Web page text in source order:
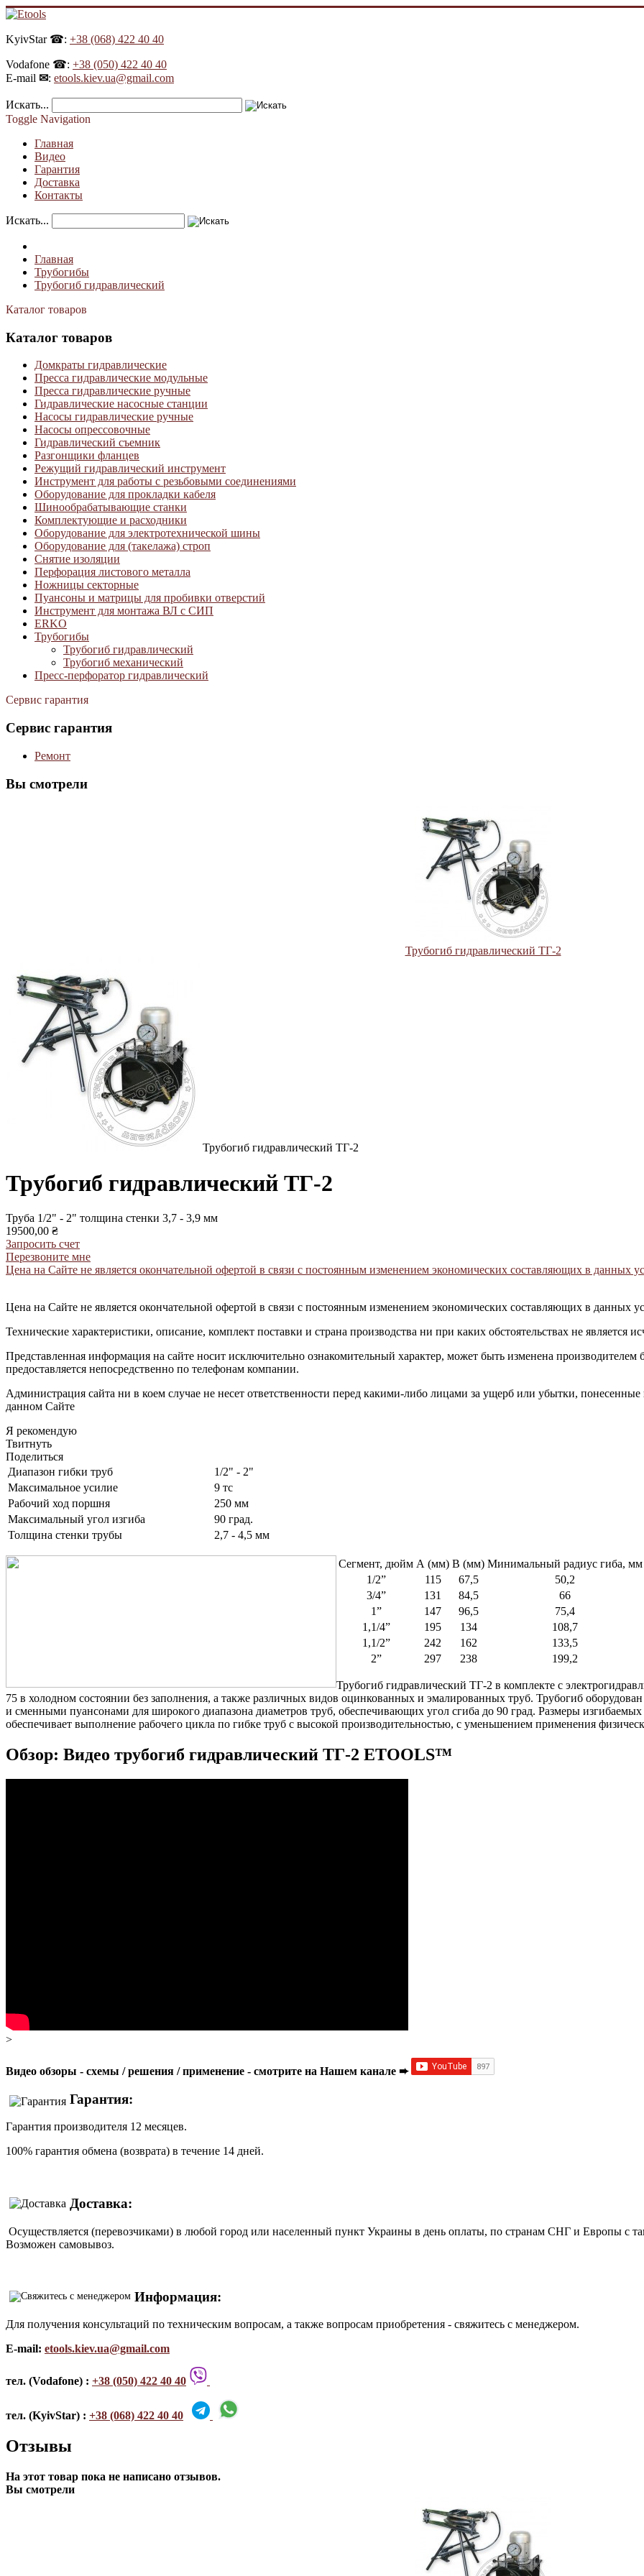
KyivStar ☎: +38 (068) 422 40 40
Vodafone ☎: +38 (050) 422 40 40
E-mail ✉: etools.kiev.ua@gmail.com
Искать...
Toggle Navigation
Главная
Видео
Гарантия
Доставка
Контакты
Искать...
Главная
Трубогибы
Трубогиб гидравлический
Каталог товаров
Каталог товаров
Домкраты гидравлические
Пресса гидравлические модульные
Пресса гидравлические ручные
Гидравлические насосные станции
Насосы гидравлические ручные
Насосы опрессовочные
Гидравлический съемник
Разгонщики фланцев
Режущий гидравлический инструмент
Инструмент для работы с резьбовыми соединениями
Оборудование для прокладки кабеля
Шинообрабатывающие станки
Комплектующие и расходники
Оборудование для электротехнической шины
Оборудование для (такелажа) строп
Снятие изоляции
Перфорация листового металла
Ножницы секторные
Пуансоны и матрицы для пробивки отверстий
Инструмент для монтажа ВЛ с СИП
ERKO
Трубогибы
Трубогиб гидравлический
Трубогиб механический
Пресс-перфоратор гидравлический
Сервис гарантия
Сервис гарантия
Ремонт
Вы смотрели
Трубогиб гидравлический ТГ-2
Трубогиб гидравлический ТГ-2
Трубогиб гидравлический ТГ-2
Труба 1/2" - 2" толщина стенки 3,7 - 3,9 мм
19500,00 ₴
Запросить счет
Перезвоните мне
Цена на Сайте не является окончательной офертой в связи с постоянным изменением экономических составляющих в данных
Цена на Сайте не является окончательной офертой в связи с постоянным изменением экономических составляющих в данных
Технические характеристики, описание, комплект поставки и страна производства ни при каких обстоятельствах не является
Представленная информация на сайте носит исключительно ознакомительный характер, может быть изменена
предоставляется непосредственно по телефонам компании.
Администрация сайта ни в коем случае не несет ответственности перед какими-либо лицами за ущерб или убытки,
данном Сайте
Я рекомендую
Твитнуть
Поделиться
Диапазон гибки труб
1/2" - 2"
Максимальное усилие
9 тс
Рабочий ход поршня
250 мм
Максимальный угол изгиба
90 град.
Толщина стенки трубы
2,7 - 4,5 мм
Сегмент, дюйм А (мм) B (мм) Минимальный радиус гиба, мм
1/2”
115 67,5 50,2
3/4”
131 84,5 66
1”
147 96,5 75,4
1,1/4”
195 134 108,7
1,1/2”
242 162 133,5
2”
297 238 199,2
Трубогиб гидравлический ТГ-2 в комплекте с
75 в холодном состоянии без заполнения, а также различных видов оцинкованных и эмалированных труб. Трубогиб
и сменными пуансонами для широкого диапазона диаметров труб, обеспечивающих угол сгиба до 90 град. Размеры
обеспечивает выполнение рабочего цикла по гибке труб с высокой производительностью, с уменьшением применения
Обзор: Видео трубогиб гидравлический ТГ-2 ETOOLS™
>
Видео обзоры - схемы / решения / применение - смотрите на Нашем канале ➨
Гарантия:
Гарантия производителя 12 месяцев.
100% гарантия обмена (возврата) в течение 14 дней.
Доставка:
Осуществляется (перевозчиками) в любой город или населенный пункт Украины в день оплаты, по странам СНГ и Европы с
Возможен самовывоз.
Информация:
Для получения консультаций по техническим вопросам, а также вопросам приобретения - свяжитесь с менеджером.
E-mail: etools.kiev.ua@gmail.com
тел. (Vodafone) : +38 (050) 422 40 40
тел. (KyivStar) : +38 (068) 422 40 40
Отзывы
На этот товар пока не написано отзывов.
Вы смотрели